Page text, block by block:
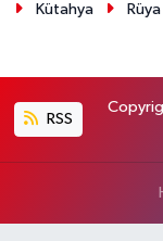
Kütahya
RSS